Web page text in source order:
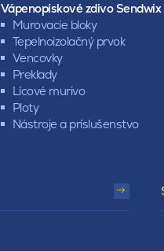
Vápenopískové zdivo Sendwix
Murovacie bloky
Tepelnoizolačný prvok
Vencovky
Preklady
Lícové murivo
Ploty
Nástroje a príslušenstvo